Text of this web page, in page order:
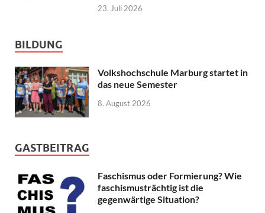
23. Juli 2026
BILDUNG
Volkshochschule Marburg startet in
das neue Semester
8. August 2026
GASTBEITRAG
Faschismus oder Formierung? Wie
faschismusträchtig ist die
gegenwärtige Situation?